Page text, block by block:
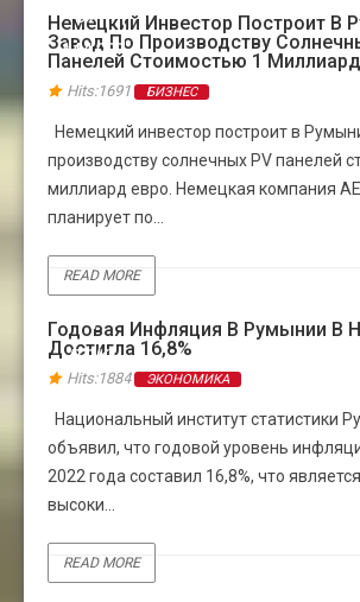
Немецкий Инвестор Построит В
Завод По Производству
Панелей Стоимостью 1
Hits:1691 БИЗНЕС
Немецкий инвестор построит в
производству солнечных PV панелей
миллиард евро. Немецкая компания
планирует по...
07
МАРТ
READ MORE
Годовая Инфляция В Румынии В
Достигла 16,8%
Hits:1884 ЭКОНОМИКА
Национальный институт статистики
объявил, что годовой уровень
2022 года составил 16,8%, что
высоки...
14
ДЕК
READ MORE